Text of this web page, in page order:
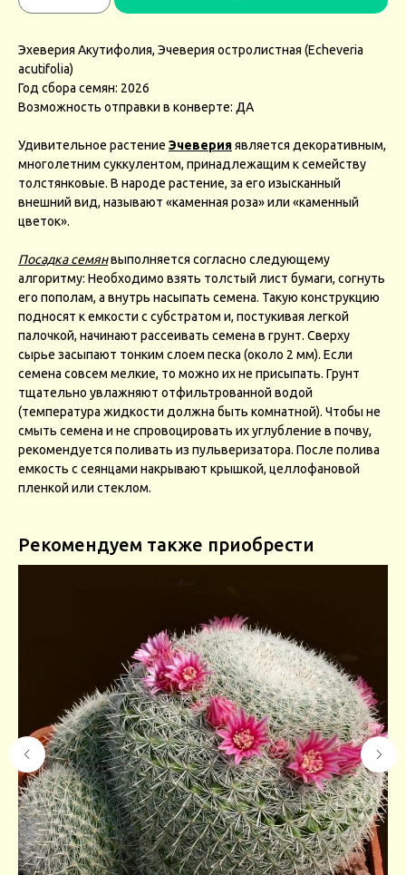
Эхеверия Акутифолия, Эчеверия остролистная (Echeveria
acutifolia)
Год сбора семян: 2026
Возможность отправки в конверте: ДА
Удивительное растение Эчеверияявляется декоративным,
многолетним суккулентом, принадлежащим к семейству
толстянковые. В народе растение, за его изысканный
внешний вид, называют «каменная роза» или «каменный
цветок».
Посадка семянвыполняется согласно следующему
алгоритму: Необходимо взять толстый лист бумаги, согнуть
его пополам, а внутрь насыпать семена. Такую конструкцию
подносят к емкости с субстратом и, постукивая легкой
палочкой, начинают рассеивать семена в грунт. Сверху
сырье засыпают тонким слоем песка (около 2 мм). Если
семена совсем мелкие, то можно их не присыпать. Грунт
тщательно увлажняют отфильтрованной водой
(температура жидкости должна быть комнатной). Чтобы не
смыть семена и не спровоцировать их углубление в почву,
рекомендуется поливать из пульверизатора. После полива
емкость с сеянцами накрывают крышкой, целлофановой
пленкой или стеклом.
Рекомендуем также приобрести